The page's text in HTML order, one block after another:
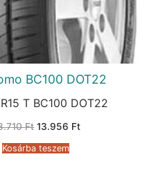
BC100 DOT22
T BC100 DOT22
Ft Original
was:
38.710 Ft.
13.956 FtCurrent
Kosárba teszem